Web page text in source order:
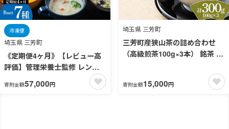
埼玉県 三芳町
冷凍便
《定期便4ヶ月》【レビュー高
評価】管理栄養士監修 レンジ
で4分 冷凍 具だくさん食べる
スープ Bセット（7食）クラム
寄附金額57,000円
埼玉県 三芳町
三芳町産狭山茶の詰め合わせ
（高級煎茶100g×3本） 銘茶 煎
ン鮮やか 色合い 旨み 渋み 茶匠
の技 国産 FAA-106
寄附金額15,000円